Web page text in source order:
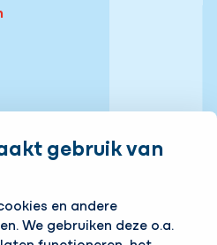
gebruik van
en andere
We gebruiken deze o.a.